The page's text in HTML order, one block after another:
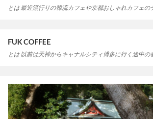
とは 最近流行りの韓流カフェや京都おしゃれカフェの
FUK COFFEE
とは 以前は天神からキャナルシティ博多に行く途中の